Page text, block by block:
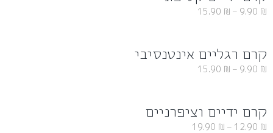
9.90 ₪
–
15.90 ₪
קרם רגליים אינטנסיבי
9.90 ₪
–
15.90 ₪
קרם ידיים וציפרניים
12.90 ₪
–
19.90 ₪